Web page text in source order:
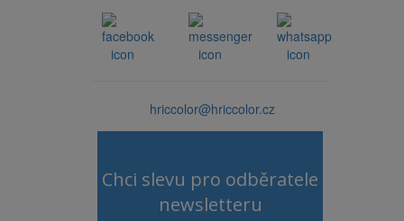
hriccolor@hriccolor.cz
Chci slevu pro odběratele
newsletteru